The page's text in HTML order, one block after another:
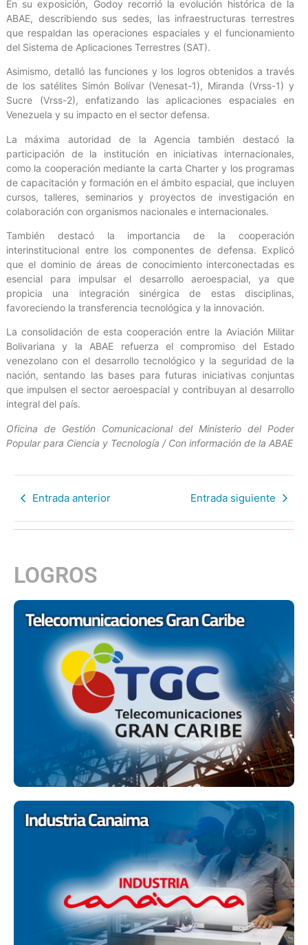
En su exposición, Godoy recorrió la evolución histórica de la
ABAE, describiendo sus sedes, las infraestructuras terrestres
que respaldan las operaciones espaciales y el funcionamiento
del Sistema de Aplicaciones Terrestres (SAT).
Asimismo, detalló las funciones y los logros obtenidos a través
de los satélites Simón Bolívar (Venesat-1), Miranda (Vrss-1) y
Sucre (Vrss-2), enfatizando las aplicaciones espaciales en
Venezuela y su impacto en el sector defensa.
La máxima autoridad de la Agencia también destacó la
participación de la institución en iniciativas internacionales,
como la cooperación mediante la carta Charter y los programas
de capacitación y formación en el ámbito espacial, que incluyen
cursos, talleres, seminarios y proyectos de investigación en
colaboración con organismos nacionales e internacionales.
También destacó la importancia de la cooperación
interinstitucional entre los componentes de defensa. Explicó
que el dominio de áreas de conocimiento interconectadas es
esencial para impulsar el desarrollo aeroespacial, ya que
propicia una integración sinérgica de estas disciplinas,
favoreciendo la transferencia tecnológica y la innovación.
La consolidación de esta cooperación entre la Aviación Militar
Bolivariana y la ABAE refuerza el compromiso del Estado
venezolano con el desarrollo tecnológico y la seguridad de la
nación, sentando las bases para futuras iniciativas conjuntas
que impulsen el sector aeroespacial y contribuyan al desarrollo
integral del país.
Oficina de Gestión Comunicacional del Ministerio del Poder
Popular para Ciencia y Tecnología / Con información de la ABAE
Entrada anterior Entrada siguiente
LOGROS